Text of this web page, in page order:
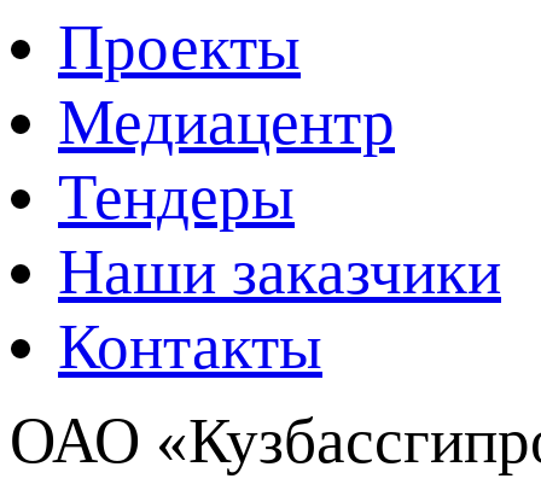
Проекты
Медиацентр
Тендеры
Наши заказчики
Контакты
ОАО